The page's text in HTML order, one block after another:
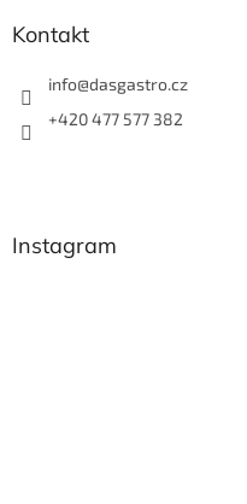
Kontakt
info@dasgastro.cz
+420 477 577 382
Instagram